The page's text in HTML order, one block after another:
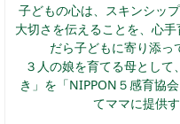
子どもの心は、スキンシッ
大切さを伝えることを、心
だら子どもに寄り添っ
３人の娘を育てる母とし
き」を「NIPPON５感育協
てママに提供